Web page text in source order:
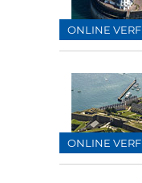
ONLINE VERF
ONLINE VERF